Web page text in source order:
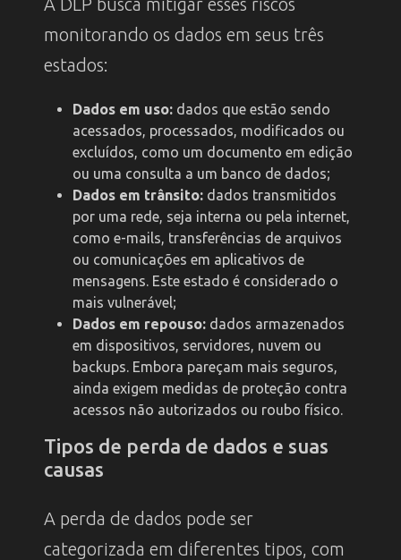
monitorando os dados em seus três
estados:
Dados em uso: dados que estão sendo
acessados, processados, modificados ou
excluídos, como um documento em edição
ou uma consulta a um banco de dados;
Dados em trânsito: dados transmitidos
por uma rede, seja interna ou pela internet,
como e-mails, transferências de arquivos
ou comunicações em aplicativos de
mensagens. Este estado é considerado o
mais vulnerável;
Dados em repouso: dados armazenados
em dispositivos, servidores, nuvem ou
backups. Embora pareçam mais seguros,
ainda exigem medidas de proteção contra
acessos não autorizados ou roubo físico.
Tipos de perda de dados e suas
causas
A perda de dados pode ser
categorizada em diferentes tipos, com